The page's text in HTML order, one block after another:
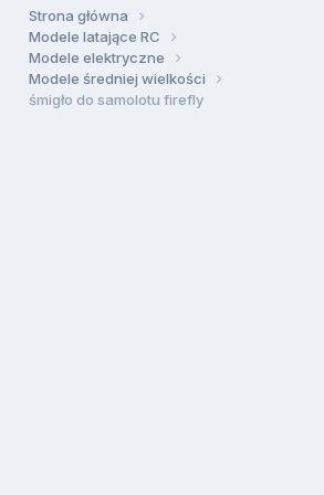
Strona główna
Modele latające RC
Modele elektryczne
Modele średniej wielkości
śmigło do samolotu firefly